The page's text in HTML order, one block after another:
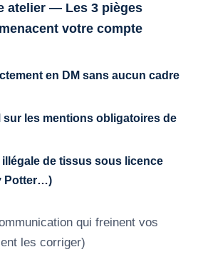
atelier — Les 3 pièges
votre compte
en DM sans aucun cadre
sur les mentions obligatoires de
illégale de tissus sous licence
Potter…)
qui freinent vos
les corriger)